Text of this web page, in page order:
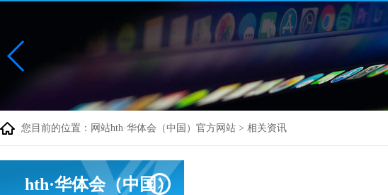
您目前的位置： 网站hth·华体会（中国）官方网站 > 相关资讯
hth·华体会（中国）